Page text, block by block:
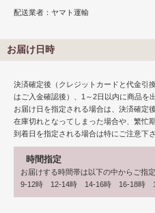
配送業者：ヤマト運輸
お届け日時
決済確定後（クレジットカードと代金引
はご入金確認後）、1～2日以内に商品を
お届け日を指定される場合は、決済確定
在庫切れとなってしまった場合や、繁忙
到着日を指定される場合は特にご注意下さ
時間指定
お届けする時間帯は以下の中からご指定
9-12時 12-14時 14-16時 16-18時